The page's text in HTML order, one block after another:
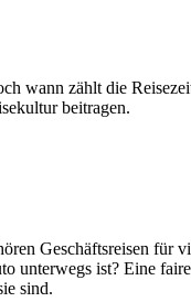
wann zählt die
beitragen.
Geschäftsreisen
unterwegs ist? Eine
sind.